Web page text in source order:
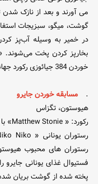
می آورند و بعد از نازک
گوشت، میگو، سبزیجات
در خمیر به وسیله آب‌پز
خوردن 384 جیائوزی رکورد جهانی را شکست.
. مسابقه خوردن جایرو
هیوستون، تگزاس
رکورد: « Matthew Stonie» با 24 جایرو در 10 دقیقه
رستوران های محبوب
فستیوال غذای یونانی
پخته شده از گوشت بریان